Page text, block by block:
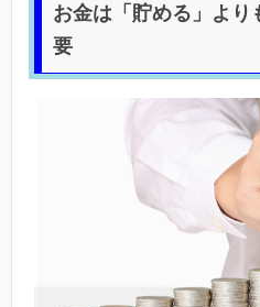
お金は「貯める」より
要